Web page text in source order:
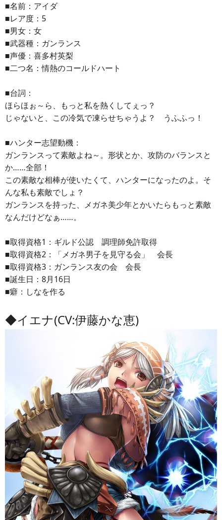
■名前：アイダ
■レア度：5
■男女：女
■武器種：ガンランス
■声優：喜多村英梨
■二つ名：情熱のコールドハート
■台詞：
ほらほぉ～ら、もっと私を熱くしてぇっ？
じゃないと、この冷気で凍らせちゃうよ？ うふふっ！
■ハンター志望動機：
ガンランスって素敵よね～。形状とか、攻防のバランスと
か……全部！
この素敵な相棒が使いたくて、ハンターになったのよ。そ
んな私も素敵でしょ？
ガンランスを持った、メガネ美少年とかいたらもっと素敵
なんだけどなぁ……。
■取得資格1：ギルド公認 調理師免許取得
■取得資格2：「メガネ男子を見守る会」 会長
■取得資格3：ガンランス友の会 会長
■誕生日：8月16日
■癖：しなを作る
◆イエナ(CV:伊藤かな恵)